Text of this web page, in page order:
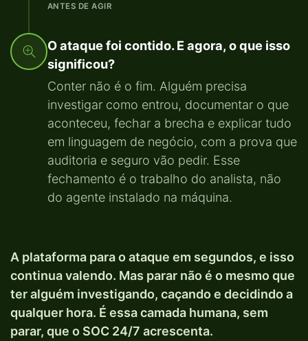
ANTES DE AGIR
O ataque foi contido. E agora, o que isso
significou?
Conter não é o fim. Alguém precisa
investigar como entrou, documentar o que
aconteceu, fechar a brecha e explicar tudo
em linguagem de negócio, com a prova que
auditoria e seguro vão pedir. Esse
fechamento é o trabalho do analista, não
do agente instalado na máquina.
A plataforma para o ataque em segundos, e isso
continua valendo. Mas parar não é o mesmo que
ter alguém investigando, caçando e decidindo a
qualquer hora. É essa camada humana, sem
parar, que o SOC 24/7 acrescenta.